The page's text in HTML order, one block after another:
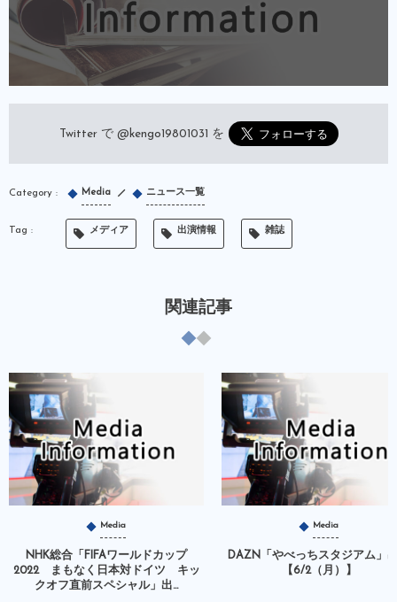
Twitter で @kengo19801031 を
Media ニュース一覧
メディア 出演情報 雑誌
関連記事
Media
NHK総合「FIFAワールドカップ
2022 まもなく日本対ドイツ キッ
クオフ直前スペシャル」出...
Media
DAZN「やべっちスタジアム」
【6/2（月）】